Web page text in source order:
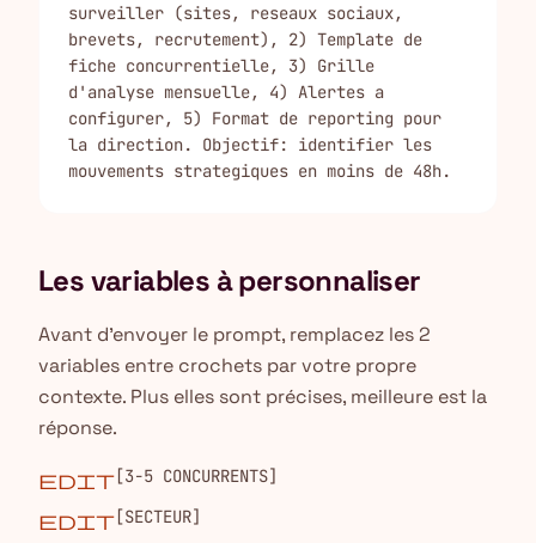
surveiller (sites, reseaux sociaux,
brevets, recrutement), 2) Template de
fiche concurrentielle, 3) Grille
d'analyse mensuelle, 4) Alertes a
configurer, 5) Format de reporting pour
la direction. Objectif: identifier les
mouvements strategiques en moins de 48h.
Les variables à personnaliser
Avant d'envoyer le prompt, remplacez les 2
variables entre crochets par votre propre
contexte. Plus elles sont précises, meilleure est la
réponse.
edit[3-5 CONCURRENTS]
edit[SECTEUR]